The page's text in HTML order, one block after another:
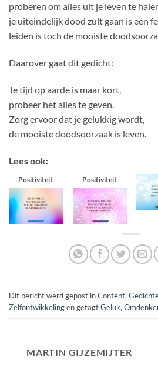
proberen om alles uit je leven te
je uiteindelijk dood zult gaan is een
leiden is toch de mooiste
Daarover gaat dit gedicht:
Je tijd op aarde is maar kort,
probeer het alles te geven.
Zorg ervoor dat je gelukkig wordt,
de mooiste doodsoorzaak is leven.
Lees ook:
Positiviteit Positiviteit
Dit bericht werd gepost inContent,
Zelfontwikkelingen getagtGeluk,
MARTIN GIJZEMIJTER